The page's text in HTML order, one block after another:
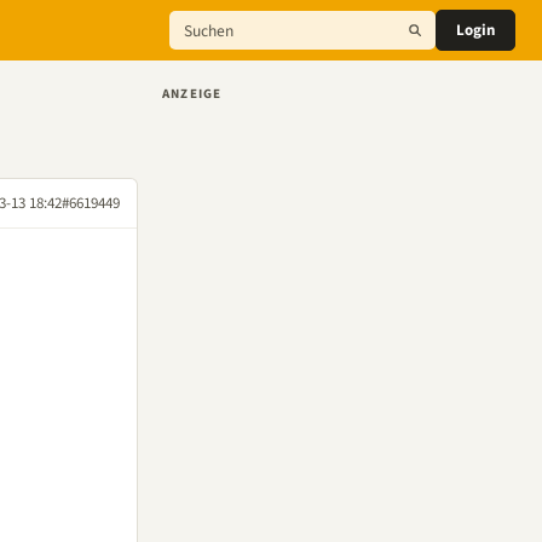
Login
13 18:42#6619449
ANZEIGE